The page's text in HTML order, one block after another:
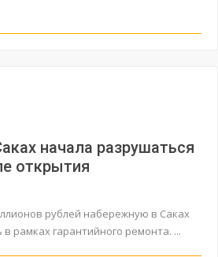
начала разрушаться
открытия
рублей набережную в Саках
в рамках гарантийного ремонта. ...